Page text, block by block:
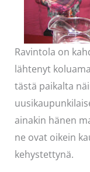
Ravintola on
lähtenyt
tästä paikalta
ainakin hänen
ne ovat oikein
kehystettynä.